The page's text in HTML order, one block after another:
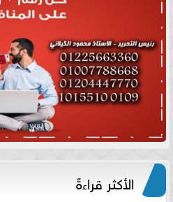
الأكثر قراءةً